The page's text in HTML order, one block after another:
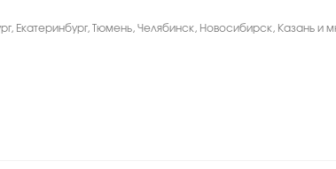
Екатеринбург, Тюмень, Челябинск, Новосибирск, Казань и